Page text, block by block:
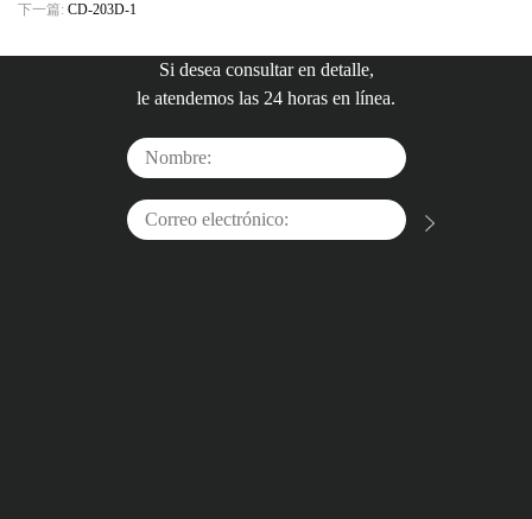
下一篇: CD-203D-1
Si desea consultar en detalle,
le atendemos las 24 horas en línea.